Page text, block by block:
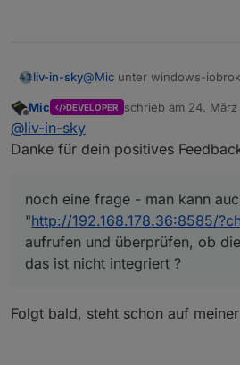
liv-in-sky@Mic unter windows-
noch eine frage - man kann
"
und überprüfen, ob dieses
das ist nicht integriert ?
Offline
Mic DEVELOPER schrieb am 24. März
zuletzt editiert von
@liv-in-sky
Danke für dein positives
noch eine frage - man kann
"http://192.168.178.36:8585/
aufrufen und überprüfen, ob
das ist nicht integriert ?
Folgt bald, steht schon auf